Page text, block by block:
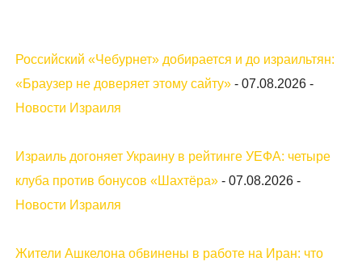
Российский «Чебурнет» добирается и до израильтян:
«Браузер не доверяет этому сайту» -07.08.2026 -
Новости Израиля
Израиль догоняет Украину в рейтинге УЕФА: четыре
клуба против бонусов «Шахтёра» -07.08.2026 -
Новости Израиля
Жители Ашкелона обвинены в работе на Иран: что